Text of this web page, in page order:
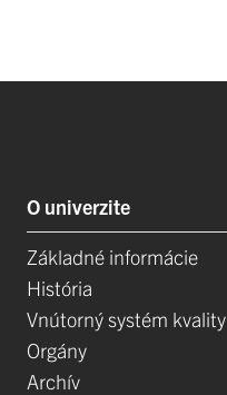
O univerzite
Základné informácie
História
Vnútorný systém kvality
Orgány
Archív